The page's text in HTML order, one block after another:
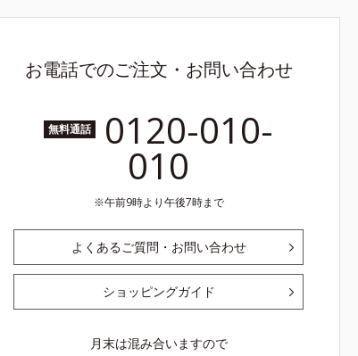
お電話でのご注文・お問い合わせ
無料通話 0120-010-
010
午前9時より午後7時まで
よくあるご質問・お問い合わせ
ショッピングガイド
月末は混み合いますので